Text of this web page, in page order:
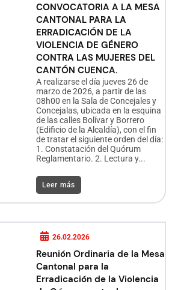
CONVOCATORIA A LA MESA
CANTONAL PARA LA
ERRADICACIÓN DE LA
VIOLENCIA DE GÉNERO
CONTRA LAS MUJERES DEL
CANTÓN CUENCA.
A realizarse el día jueves 26 de
marzo de 2026, a partir de las
08h00 en la Sala de Concejales y
Concejalas, ubicada en la esquina
de las calles Bolívar y Borrero
(Edificio de la Alcaldía), con el fin
de tratar el siguiente orden del día:
1. Constatación del Quórum
Reglamentario. 2. Lectura y...
Leer más
26.02.2026
Reunión Ordinaria de la Mesa
Cantonal para la
Erradicación de la Violencia